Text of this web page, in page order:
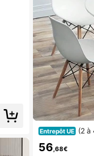
Entrepôt UE (2 à
andinave -
ité
56 ,68€